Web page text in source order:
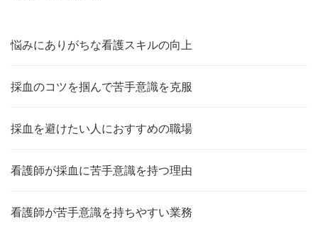
悩みにありがちな看護スキルの向上
採血のコツを掴んで苦手意識を克服
採血を避けたい人におすすめの職場
看護師が採血に苦手意識を持つ理由
看護師が苦手意識を持ちやすい業務